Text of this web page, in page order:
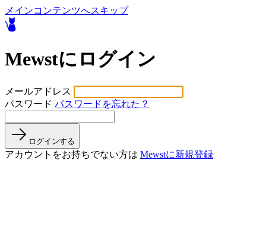
メインコンテンツへスキップ
Mewstにログイン
メールアドレス
パスワード パスワードを忘れた？
ログインする
アカウントをお持ちでない方は Mewstに新規登録